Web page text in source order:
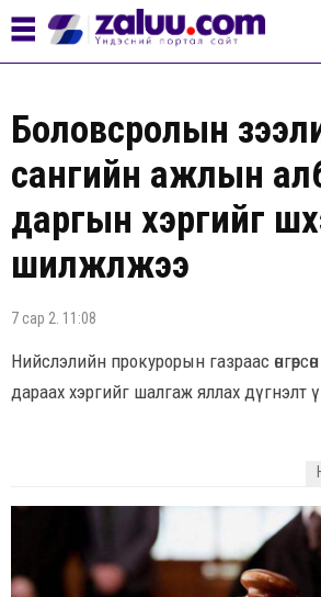
Боловсролын
сангийн ажлын
даргын хэргийг
шилжүүлжээ
7 сар 2. 11:08
Нийслэлийн прокурорын газраас
дараах хэргийг шалгаж яллах дүгнэлт